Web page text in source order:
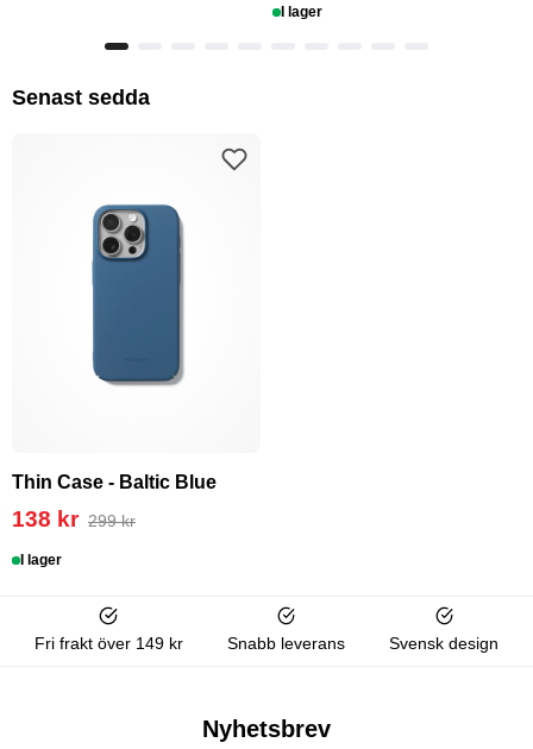
I lager
Senast sedda
Thin Case - Baltic Blue
138 kr 299 kr
I lager
Fri frakt över 149 kr Snabb leverans Svensk design
Nyhetsbrev